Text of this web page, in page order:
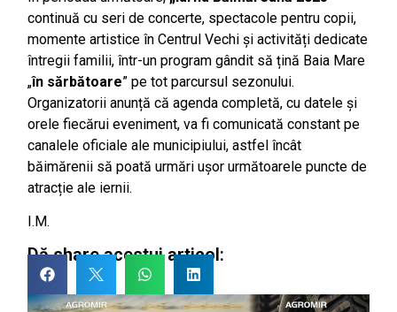
continuă cu seri de concerte, spectacole pentru copii,
momente artistice în Centrul Vechi și activități dedicate
întregii familii, într-un program gândit să țină Baia Mare
„în sărbătoare” pe tot parcursul sezonului.
Organizatorii anunță că agenda completă, cu datele și
orele fiecărui eveniment, va fi comunicată constant pe
canalele oficiale ale municipiului, astfel încât
băimărenii să poată urmări ușor următoarele puncte de
atracție ale iernii.
I.M.
Dă share acestui articol: